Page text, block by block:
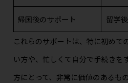
帰国後のサポート 留学
これらのサポートは、特に初めて
い方や、忙しくて自分で手続きを
方にとって、非常に価値のあるも